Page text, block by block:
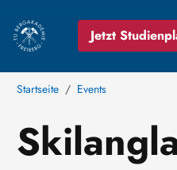
Jetzt
Startseite Events